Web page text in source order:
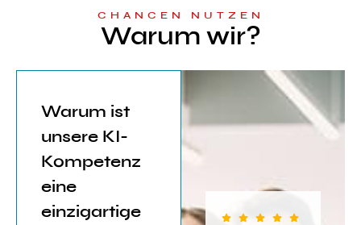
CHANCEN NUTZEN
Warum wir?
Warum ist
unsere KI-
Kompetenz
eine
einzigartige